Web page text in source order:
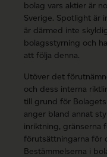
bolag vars aktier är
Sverige. Spotlight är
är därmed inte
bolagsstyrning och
att följa denna.
Utöver det
och dess interna
till grund för
anger bland annat
inriktning, gränserna
förutsättningarna för
Bestämmelserna i